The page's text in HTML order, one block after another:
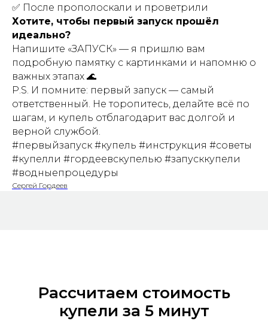
✅ После прополоскали и проветрили
Хотите, чтобы первый запуск прошёл
идеально?
Напишите «ЗАПУСК» — я пришлю вам
подробную памятку с картинками и напомню о
важных этапах 🌊
P.S. И помните: первый запуск — самый
ответственный. Не торопитесь, делайте всё по
шагам, и купель отблагодарит вас долгой и
верной службой.
#первыйзапуск #купель #инструкция #советы
#купелли #гордеевскупелью #запусккупели
#водныепроцедуры
Сергей Гордеев
Рассчитаем стоимость
купели за 5 минут